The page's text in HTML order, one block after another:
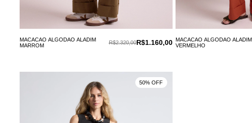
MACACAO ALGODAO ALADIM
MARROM
R$1.160,00
R$2.320,00
MACACAO ALGODAO ALADIM
VERMELHO
50% OFF